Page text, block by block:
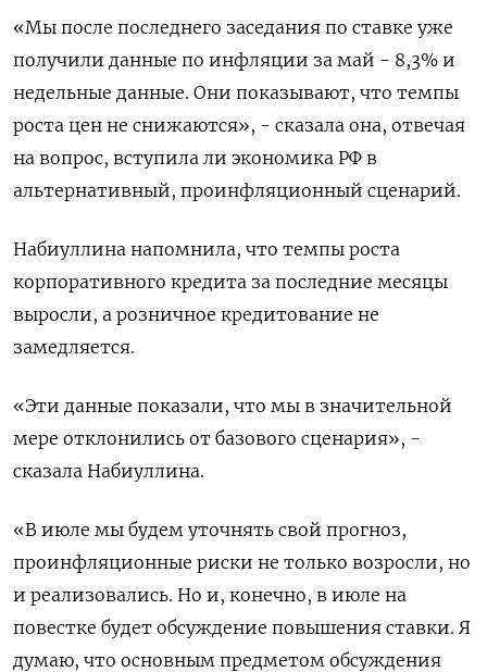
«Мы после последнего заседания по ставке уже
получили данные по инфляции за май - 8,3% и
недельные данные. Они показывают, что темпы
роста цен не снижаются», - сказала она, отвечая
на вопрос, вступила ли экономика РФ в
альтернативный, проинфляционный сценарий.
Набиуллина напомнила, что темпы роста
корпоративного кредита за последние месяцы
выросли, а розничное кредитование не
замедляется.
«Эти данные показали, что мы в значительной
мере отклонились от базового сценария», -
сказала Набиуллина.
«В июле мы будем уточнять свой прогноз,
проинфляционные риски не только возросли, но
и реализовались. Но и, конечно, в июле на
повестке будет обсуждение повышения ставки. Я
думаю, что основным предметом обсуждения